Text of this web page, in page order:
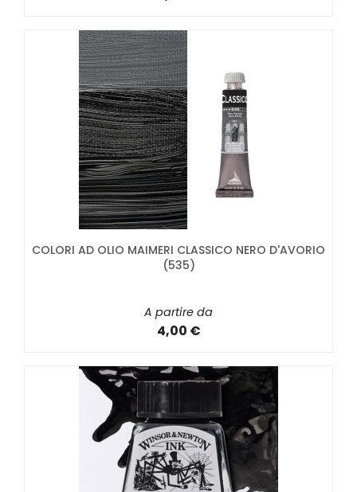
COLORI AD OLIO MAIMERI CLASSICO NERO D'AVORIO
(535)
A partire da
4,00 €